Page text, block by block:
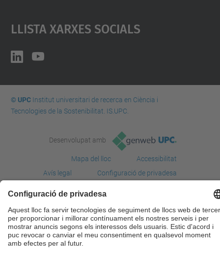
Llista Xarxes Socials
© UPCInstitut universitari de recerca en Ciència i
Tecnologies de la Sostenibilitat. IS.UPC.
Desenvolupat amb
Mapa del lloc
Accessibilitat
Avís legal
Configuració de privadesa